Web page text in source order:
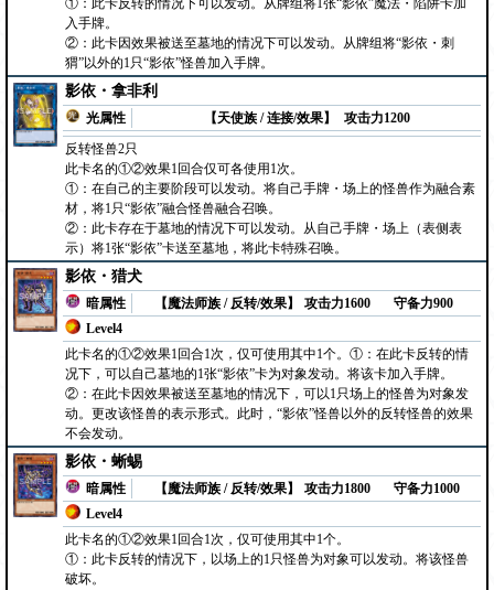
①：此卡反转的情况下可以发动。从牌组将1张“影依”魔法・陷阱卡加
入手牌。
②：此卡因效果被送至墓地的情况下可以发动。从牌组将“影依・刺
猬”以外的1只“影依”怪兽加入手牌。
影依・拿非利
光属性 【天使族 / 连接/效果】
攻击力1200
反转怪兽2只
此卡名的①②效果1回合仅可各使用1次。
①：在自己的主要阶段可以发动。将自己手牌・场上的怪兽作为融合素
材，将1只“影依”融合怪兽融合召唤。
②：此卡存在于墓地的情况下可以发动。从自己手牌・场上（表侧表
示）将1张“影依”卡送至墓地，将此卡特殊召唤。
影依・猎犬
暗属性
【魔法师族 / 反转/效果】
Level4
攻击力1600 守备力900
此卡名的①②效果1回合1次，仅可使用其中1个。①：在此卡反转的情
况下，可以自己墓地的1张“影依”卡为对象发动。将该卡加入手牌。
②：在此卡因效果被送至墓地的情况下，可以1只场上的怪兽为对象发
动。更改该怪兽的表示形式。此时，“影依”怪兽以外的反转怪兽的效果
不会发动。
影依・蜥蜴
暗属性
【魔法师族 / 反转/效果】
Level4
攻击力1800 守备力1000
此卡名的①②效果1回合1次，仅可使用其中1个。
①：此卡反转的情况下，以场上的1只怪兽为对象可以发动。将该怪兽
破坏。